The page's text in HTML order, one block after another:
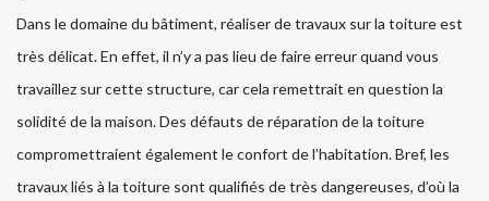
Dans le domaine du bâtiment, réaliser de travaux sur la toiture est
très délicat. En effet, il n’y a pas lieu de faire erreur quand vous
travaillez sur cette structure, car cela remettrait en question la
solidité de la maison. Des défauts de réparation de la toiture
compromettraient également le confort de l’habitation. Bref, les
travaux liés à la toiture sont qualifiés de très dangereuses, d’où la